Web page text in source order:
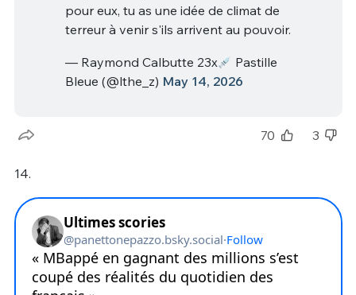
pour eux, tu as une idée de climat de
terreur à venir s'ils arrivent au pouvoir.
— Raymond Calbutte 23x
Pastille
Bleue (@lthe_z) May 14, 2026
70 3
14.